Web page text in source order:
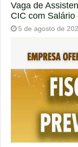
Vaga de
CIC com
5 de agosto de